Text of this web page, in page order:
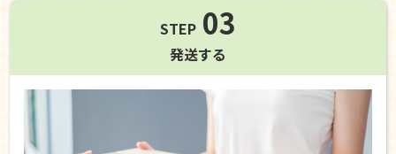
STEP 03
発送する